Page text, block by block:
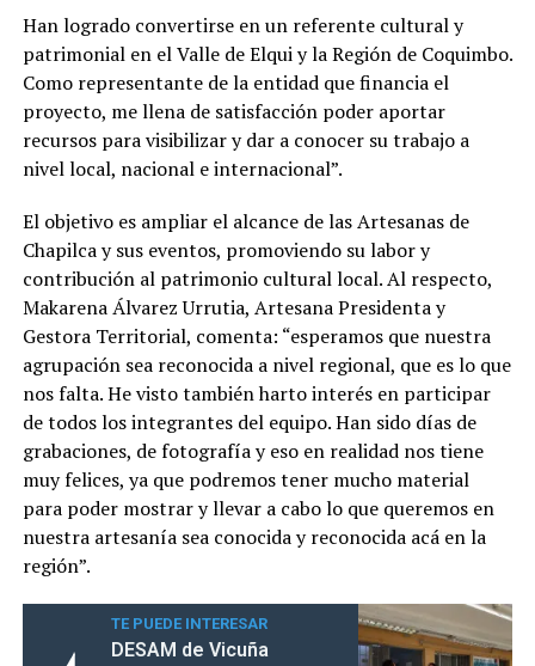
Han logrado convertirse en un referente cultural y
patrimonial en el Valle de Elqui y la Región de Coquimbo.
Como representante de la entidad que financia el
proyecto, me llena de satisfacción poder aportar
recursos para visibilizar y dar a conocer su trabajo a
nivel local, nacional e internacional”.
El objetivo es ampliar el alcance de las Artesanas de
Chapilca y sus eventos, promoviendo su labor y
contribución al patrimonio cultural local. Al respecto,
Makarena Álvarez Urrutia, Artesana Presidenta y
Gestora Territorial, comenta: “esperamos que nuestra
agrupación sea reconocida a nivel regional, que es lo que
nos falta. He visto también harto interés en participar
de todos los integrantes del equipo. Han sido días de
grabaciones, de fotografía y eso en realidad nos tiene
muy felices, ya que podremos tener mucho material
para poder mostrar y llevar a cabo lo que queremos en
nuestra artesanía sea conocida y reconocida acá en la
región”.
TE PUEDE INTERESAR
DESAM de Vicuña